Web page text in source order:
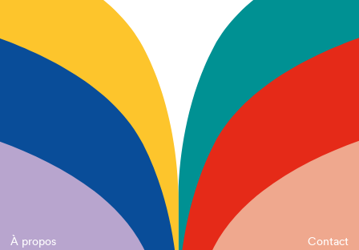
À propos
Contact